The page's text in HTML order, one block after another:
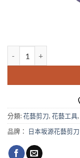
分類:花藝剪刀, 花藝工具,
品牌：
日本坂源花藝剪刀